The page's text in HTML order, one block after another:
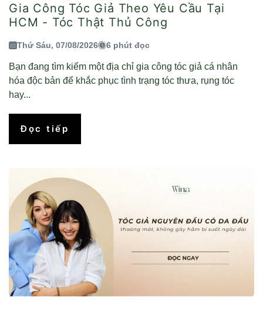
Gia Công Tóc Giả Theo Yêu Cầu Tại
HCM - Tóc Thật Thủ Công
Thứ Sáu, 07/08/2026 6 phút đọc
Bạn đang tìm kiếm một địa chỉ gia công tóc giả cá nhân
hóa độc bản để khắc phục tình trạng tóc thưa, rụng tóc
hay...
Đọc tiếp